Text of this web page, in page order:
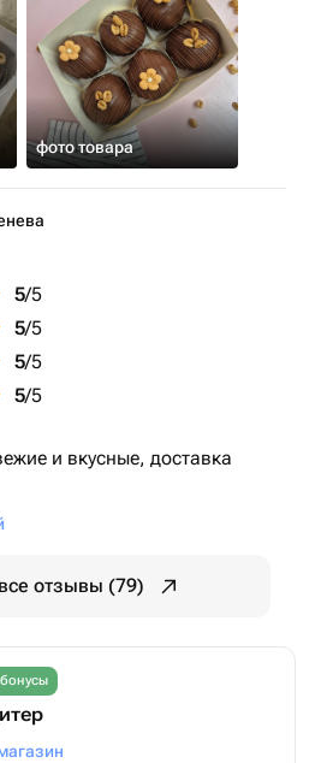
фото товара
5/5
5/5
5/5
5/5
и вкусные, доставка
отзывы (79)